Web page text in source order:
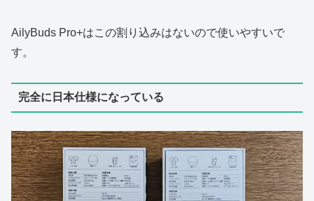
AilyBuds Pro+はこの割り込みはないので使いやすいで
す。
完全に日本仕様になっている